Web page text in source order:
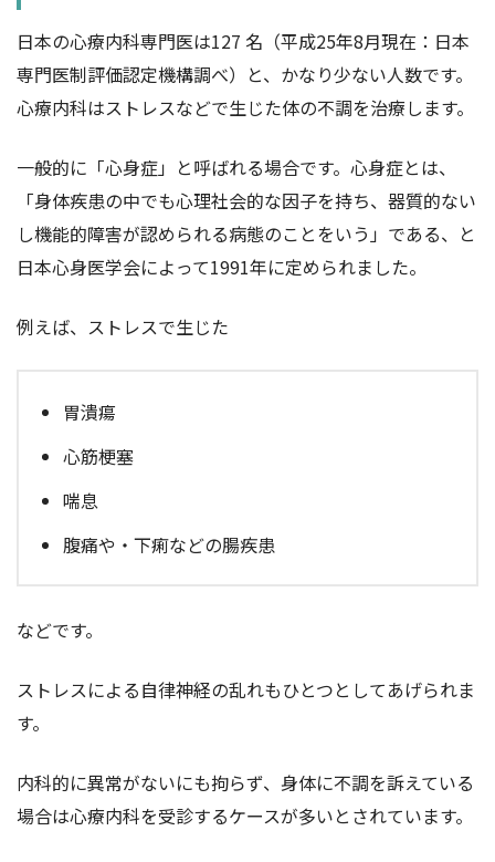
日本の心療内科専門医は127 名（平成25年8月現在：日本
専門医制評価認定機構調べ）と、かなり少ない人数です。
心療内科はストレスなどで生じた体の不調を治療します。
一般的に「心身症」と呼ばれる場合です。心身症とは、
「身体疾患の中でも心理社会的な因子を持ち、器質的ない
し機能的障害が認められる病態のことをいう」である、と
日本心身医学会によって1991年に定められました。
例えば、ストレスで生じた
胃潰瘍
心筋梗塞
喘息
腹痛や・下痢などの腸疾患
などです。
ストレスによる自律神経の乱れもひとつとしてあげられま
す。
内科的に異常がないにも拘らず、身体に不調を訴えている
場合は心療内科を受診するケースが多いとされています。